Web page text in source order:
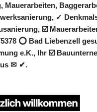
Mauerarbeiten,
✓
☑️
⭕ Bad Liebenzell
e.K., Ihr ☑️
✉ ✔.